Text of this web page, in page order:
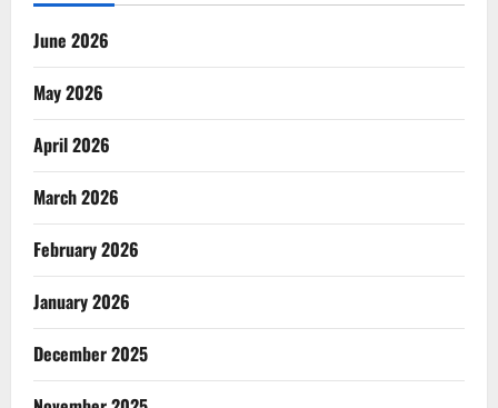
June 2026
May 2026
April 2026
March 2026
February 2026
January 2026
December 2025